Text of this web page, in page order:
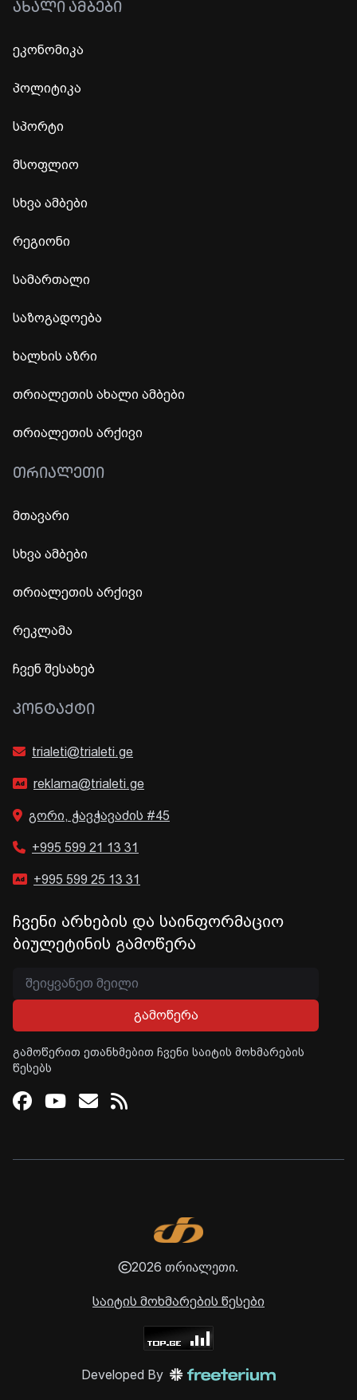
ᲐᲮᲐᲚᲘ ᲐᲛᲑᲔᲑᲘ
ეკონომიკა
პოლიტიკა
სპორტი
მსოფლიო
სხვა ამბები
რეგიონი
სამართალი
საზოგადოება
ხალხის აზრი
თრიალეთის ახალი ამბები
თრიალეთის არქივი
ᲗᲠᲘᲐᲚᲔᲗᲘ
მთავარი
სხვა ამბები
თრიალეთის არქივი
რეკლამა
ჩვენ შესახებ
ᲙᲝᲜᲢᲐᲥᲢᲘ
trialeti@trialeti.ge
reklama@trialeti.ge
გორი, ჭავჭავაძის #45
+995 599 21 13 31
+995 599 25 13 31
ჩვენი არხების და საინფორმაციო
ბიულეტინის გამოწერა
გამოწერა
გამოწერით ეთანხმებით ჩვენი საიტის მოხმარების
წესებს
Facebook
Youtube
Email
RSS
2026 თრიალეთი.
საიტის მოხმარების წესები
Developed By